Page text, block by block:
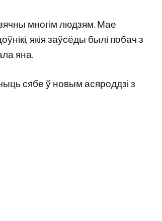
многім людзям. Мае
якія заўсёды былі побач з
яна.
сябе ў новым асяроддзі з